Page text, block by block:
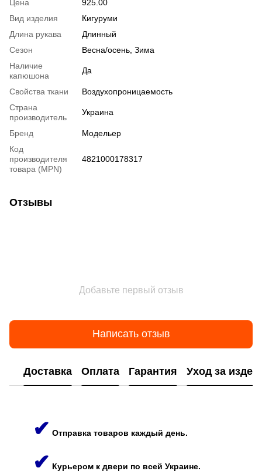
Цена
925.00
Вид изделия
Кигуруми
Длина рукава
Длинный
Сезон
Весна/осень, Зима
Наличие
капюшона
Да
Свойства ткани
Воздухопроницаемость
Страна
производитель
Украина
Бренд
Модельер
Код
производителя
товара (MPN)
4821000178317
Отзывы
Добавьте первый отзыв
Написать отзыв
Доставка Оплата Гарантия Уход за
✔ Отправка товаров каждый день.
✔ Курьером к двери по всей Украине.